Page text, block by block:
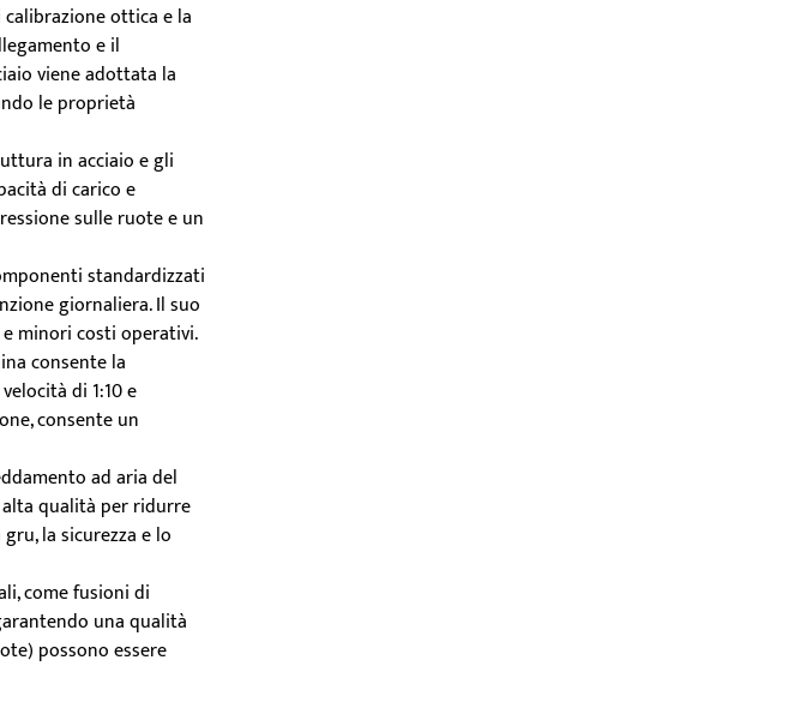
ottica e la
e il
viene adottata la
le proprietà
in acciaio e gli
di carico e
sulle ruote e un
standardizzati
giornaliera. Il suo
minori costi operativi.
consente la
di 1:10 e
consente un
ad aria del
qualità per ridurre
la sicurezza e lo
come fusioni di
una qualità
possono essere